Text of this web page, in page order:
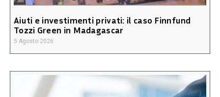
Aiuti e investimenti privati: il caso Finnfund
Tozzi Green in Madagascar
5 Agosto 2026